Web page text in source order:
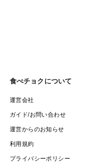
食べチョクについて
運営会社
ガイド/お問い合わせ
運営からのお知らせ
利用規約
プライバシーポリシー